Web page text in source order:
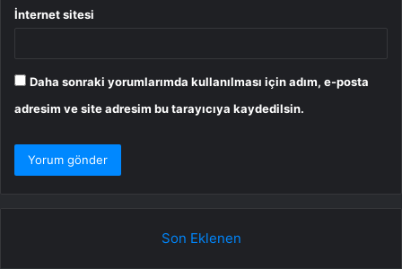
İnternet sitesi
Daha sonraki yorumlarımda kullanılması için adım, e-posta
adresim ve site adresim bu tarayıcıya kaydedilsin.
Son Eklenen